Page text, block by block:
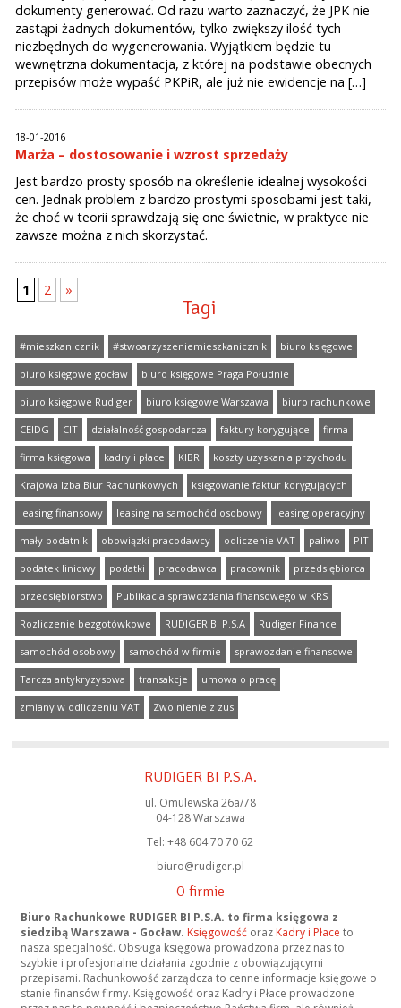
dokumenty generować. Od razu warto zaznaczyć, że JPK nie
zastąpi żadnych dokumentów, tylko zwiększy ilość tych
niezbędnych do wygenerowania. Wyjątkiem będzie tu
wewnętrzna dokumentacja, z której na podstawie obecnych
przepisów może wypaść PKPiR, ale już nie ewidencje na […]
18-01-2016
Marża – dostosowanie i wzrost sprzedaży
Jest bardzo prosty sposób na określenie idealnej wysokości
cen. Jednak problem z bardzo prostymi sposobami jest taki,
że choć w teorii sprawdzają się one świetnie, w praktyce nie
zawsze można z nich skorzystać.
1 2 »
Tagi
#mieszkanicznik #stwoarzyszeniemieszkanicznik biuro księgowe
biuro księgowe gocław biuro księgowe Praga Południe
biuro księgowe Rudiger biuro księgowe Warszawa biuro rachunkowe
CEIDG CIT działalność gospodarcza faktury korygujące firma
firma księgowa kadry i płace KIBR koszty uzyskania przychodu
Krajowa Izba Biur Rachunkowych księgowanie faktur korygujących
leasing finansowy leasing na samochód osobowy leasing operacyjny
mały podatnik obowiązki pracodawcy odliczenie VAT paliwo PIT
podatek liniowy podatki pracodawca pracownik przedsiębiorca
przedsiębiorstwo Publikacja sprawozdania finansowego w KRS
Rozliczenie bezgotówkowe RUDIGER BI P.S.A Rudiger Finance
samochód osobowy samochód w firmie sprawozdanie finansowe
Tarcza antykryzysowa transakcje umowa o pracę
zmiany w odliczeniu VAT Zwolnienie z zus
RUDIGER BI P.S.A.
ul. Omulewska 26a/78
04-128 Warszawa
Tel: +48 604 70 70 62
biuro@rudiger.pl
O firmie
Biuro Rachunkowe RUDIGER BI P.S.A. to firma księgowa z
siedzibą Warszawa - Gocław. Księgowość oraz Kadry i Płace to
nasza specjalność. Obsługa księgowa prowadzona przez nas to
szybkie i profesjonalne działania zgodnie z obowiązującymi
przepisami. Rachunkowość zarządcza to cenne informacje księgowe o
stanie finansów firmy. Księgowość oraz Kadry i Płace prowadzone